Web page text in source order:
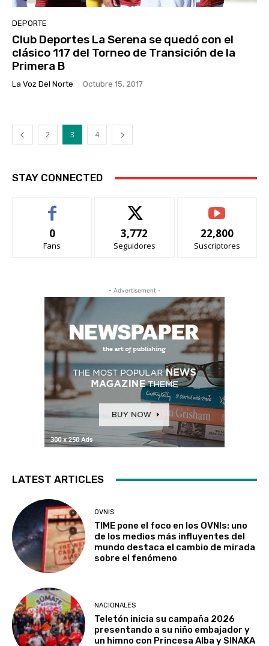
DEPORTE
Club Deportes La Serena se quedó con el
clásico 117 del Torneo de Transición de la
Primera B
La Voz Del Norte - Octubre 15, 2017
2 3 4
STAY CONNECTED
0
Fans
3,772
Seguidores
22,800
Suscriptores
- Advertisement -
LATEST ARTICLES
OVNIS
TIME pone el foco en los OVNIs: uno
de los medios más influyentes del
mundo destaca el cambio de mirada
sobre el fenómeno
NACIONALES
Teletón inicia su campaña 2026
presentando a su niño embajador y
un himno con Princesa Alba y SINAKA